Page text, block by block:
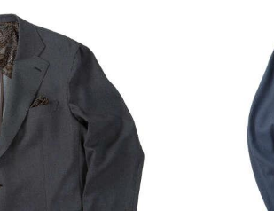
134
123
単位はcm
います。また、お客様がご使用の環境（コンピュ
なる場合がございます。予めご了承ください。
グのサイズ表記と異なる場合があります。お取り
い。
用しておりますので店頭での売り違い、店舗から